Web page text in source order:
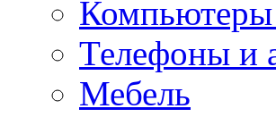
Компьютеры
Телефоны и
Мебель